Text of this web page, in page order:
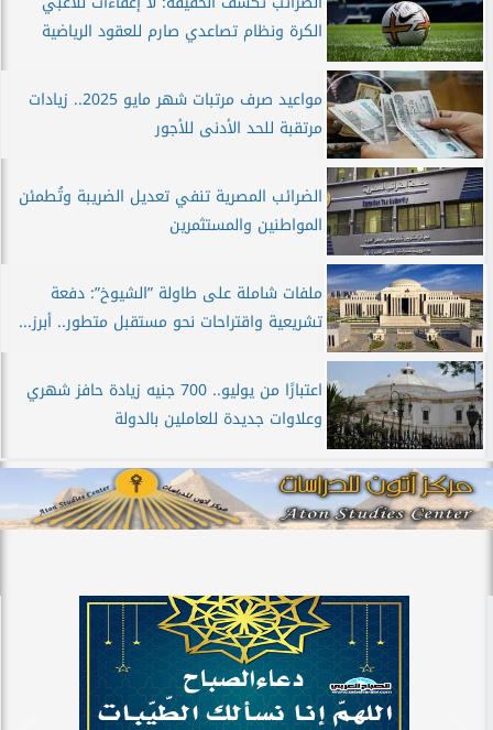
الكرة ونظام تصاعدي صارم للعقود الرياضية
مواعيد صرف مرتبات شهر مايو 2025.. زيادات
مرتقبة للحد الأدنى للأجور
الضرائب المصرية تنفي تعديل الضريبة وتُطمئن
المواطنين والمستثمرين
ملفات شاملة على طاولة ”الشيوخ”: دفعة
تشريعية واقتراحات نحو مستقبل متطور.. أبرز...
اعتبارًا من يوليو.. 700 جنيه زيادة حافز شهري
وعلاوات جديدة للعاملين بالدولة